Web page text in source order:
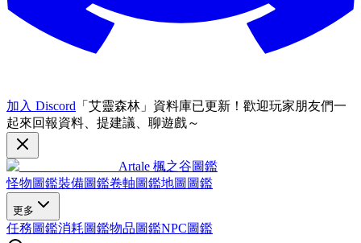
加入 Discord 「艾靈森林」資料庫已更新！歡迎玩家朋友們一
起來回報資料、提建議、聊遊戲～
Artale 楓之谷圖鑑
怪物圖鑑裝備圖鑑卷軸圖鑑地圖圖鑑
更多
任務圖鑑消耗圖鑑物品圖鑑NPC圖鑑